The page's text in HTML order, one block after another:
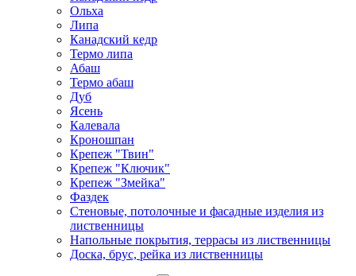
Ольха
Липа
Канадский кедр
Термо липа
Абаш
Термо абаш
Дуб
Ясень
Калевала
Кроношпан
Крепеж "Твин"
Крепеж "Ключик"
Крепеж "Змейка"
Фаздек
Стеновые, потолочные и фасадные изделия из
лиственницы
Напольные покрытия, террасы из лиственницы
Доска, брус, рейка из лиственницы